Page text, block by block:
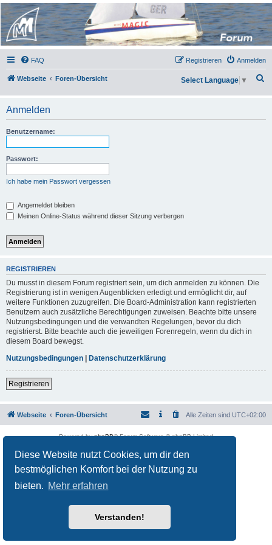
Diese Website nutzt Cookies, um dir den
bestmöglichen Komfort bei der Nutzung zu
bieten. Mehr erfahren
Verstanden!
Micro Magic Forum
Deutschland
FAQ Anmelden
Registrieren
Webseite Foren-Übersicht
h
Select Language ▼
Anmelden
Benutzername:
Passwort:
Ich habe mein Passwort vergessen
Angemeldet bleiben
Meinen Online-Status während dieser Sitzung verbergen
REGISTRIEREN
Du musst in diesem Forum registriert sein, um dich anmelden zu können. Die
Registrierung ist in wenigen Augenblicken erledigt und ermöglicht dir, auf
weitere Funktionen zuzugreifen. Die Board-Administration kann registrierten
Benutzern auch zusätzliche Berechtigungen zuweisen. Beachte bitte unsere
Nutzungsbedingungen und die verwandten Regelungen, bevor du dich
registrierst. Bitte beachte auch die jeweiligen Forenregeln, wenn du dich in
diesem Board bewegst.
Nutzungsbedingungen
Datenschutzerklärung
Registrieren
Webseite Foren-Übersicht Alle Zeiten sind UTC+02:00
Powered byphpBB® Forum Software © phpBB Limited
Datenschutz|Nutzungsbedingungen